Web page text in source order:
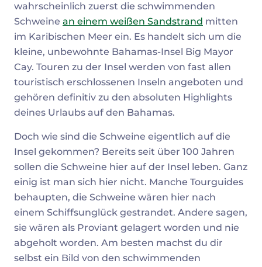
wahrscheinlich zuerst die schwimmenden
Schweine an einem weißen Sandstrand mitten
im Karibischen Meer ein. Es handelt sich um die
kleine, unbewohnte Bahamas-Insel Big Mayor
Cay. Touren zu der Insel werden von fast allen
touristisch erschlossenen Inseln angeboten und
gehören definitiv zu den absoluten Highlights
deines Urlaubs auf den Bahamas.
Doch wie sind die Schweine eigentlich auf die
Insel gekommen? Bereits seit über 100 Jahren
sollen die Schweine hier auf der Insel leben. Ganz
einig ist man sich hier nicht. Manche Tourguides
behaupten, die Schweine wären hier nach
einem Schiffsunglück gestrandet. Andere sagen,
sie wären als Proviant gelagert worden und nie
abgeholt worden. Am besten machst du dir
selbst ein Bild von den schwimmenden